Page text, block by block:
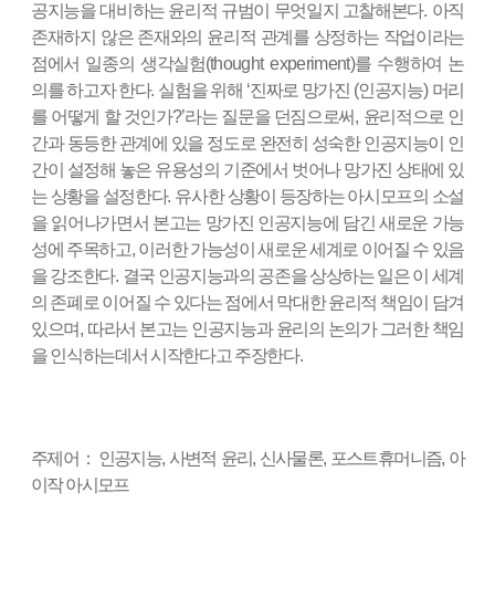
공지능을 대비하는 윤리적 규범이 무엇일지 고찰해본다. 아직
존재하지 않은 존재와의 윤리적 관계를 상정하는 작업이라는
점에서 일종의 생각실험(thought experiment)를 수행하여 논
의를 하고자 한다. 실험을 위해 ‘진짜로 망가진 (인공지능) 머리
를 어떻게 할 것인가?’라는 질문을 던짐으로써, 윤리적으로 인
간과 동등한 관계에 있을 정도로 완전히 성숙한 인공지능이 인
간이 설정해 놓은 유용성의 기준에서 벗어나 망가진 상태에 있
는 상황을 설정한다. 유사한 상황이 등장하는 아시모프의 소설
을 읽어나가면서 본고는 망가진 인공지능에 담긴 새로운 가능
성에 주목하고, 이러한 가능성이 새로운 세계로 이어질 수 있음
을 강조한다. 결국 인공지능과의 공존을 상상하는 일은 이 세계
의 존폐로 이어질 수 있다는 점에서 막대한 윤리적 책임이 담겨
있으며, 따라서 본고는 인공지능과 윤리의 논의가 그러한 책임
을 인식하는데서 시작한다고 주장한다.
주제어 ： 인공지능, 사변적 윤리 , 신사물론, 포스트휴머니즘, 아
이작 아시모프